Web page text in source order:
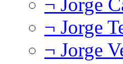
¬ Jorge
¬ Jorge